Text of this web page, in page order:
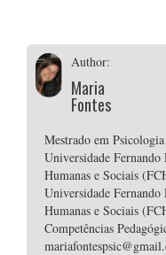
Author:
Maria
Fontes
Mestrado em
Universidade Fernando
Humanas e Sociais
Universidade Fernando
Humanas e Sociais
Competências